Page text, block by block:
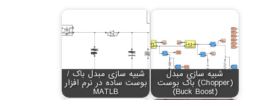
شبیه سازی مبدل
(Chopper) باک بوست
(Buck Boost)
شبیه سازی مبدل باک /
بوست ساده در نرم افزار
MATLB